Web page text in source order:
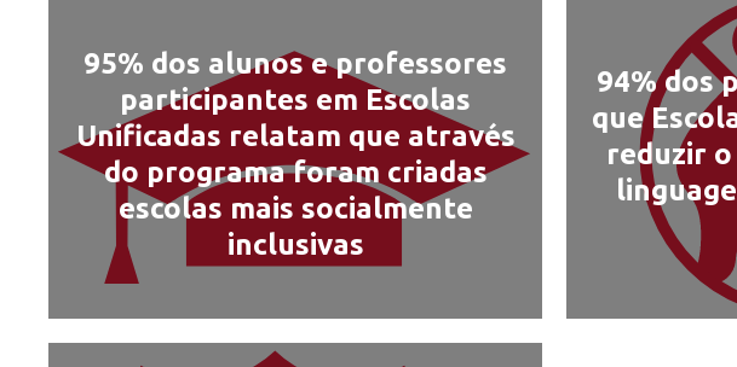
95% dos alunos e professores
participantes em Escolas
Unificadas relatam que através
do programa foram criadas
escolas mais socialmente
inclusivas
94% dos
que
reduzir